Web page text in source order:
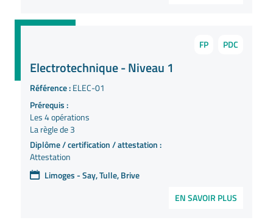
FP PDC
Electrotechnique - Niveau 1
Référence :ELEC-01
Prérequis :
Les 4 opérations
La règle de 3
Diplôme / certification / attestation :
Attestation
Limoges - Say, Tulle, Brive
EN SAVOIR PLUS